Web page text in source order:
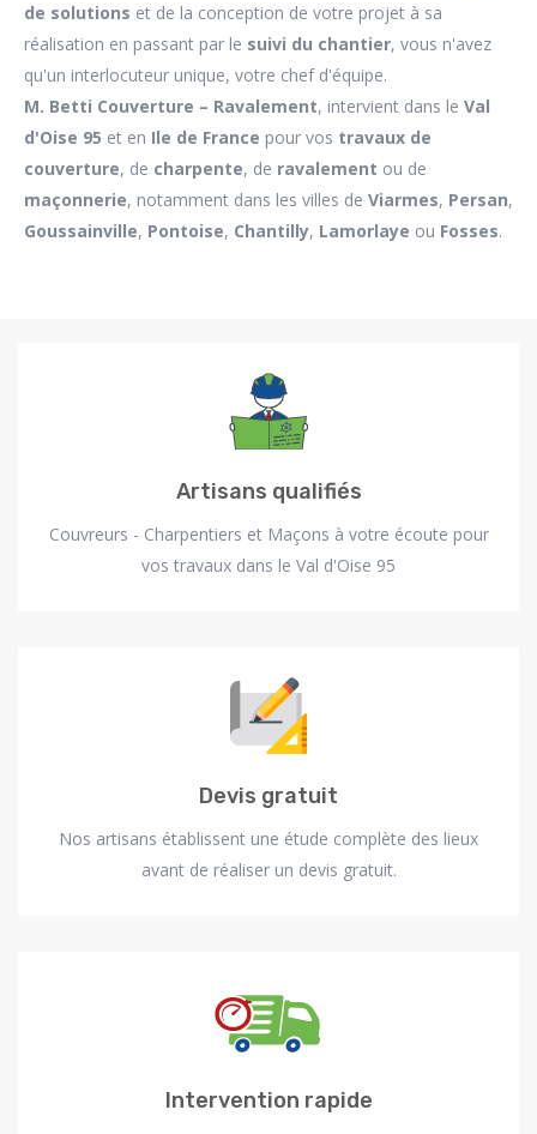
de solutions et de la conception de votre projet à sa
réalisation en passant par le suivi du chantier, vous n'avez
qu'un interlocuteur unique, votre chef d'équipe.
M. Betti Couverture – Ravalement, intervient dans le Val
d'Oise 95 et en Ile de France pour vos travaux de
couverture, de charpente, de ravalement ou de
maçonnerie, notamment dans les villes de Viarmes, Persan,
Goussainville, Pontoise, Chantilly, Lamorlaye ou Fosses.
Artisans qualifiés
Couvreurs - Charpentiers et Maçons à votre écoute pour
vos travaux dans le Val d'Oise 95
Devis gratuit
Nos artisans établissent une étude complète des lieux
avant de réaliser un devis gratuit.
Intervention rapide